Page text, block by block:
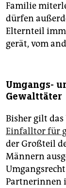
Familie
dürfen
Elternteil
gerät, vom
Umgangs-
Gewalttäter
Bisher gilt das
Einfalltor für
der Großteil
Männern
Partnerinnen